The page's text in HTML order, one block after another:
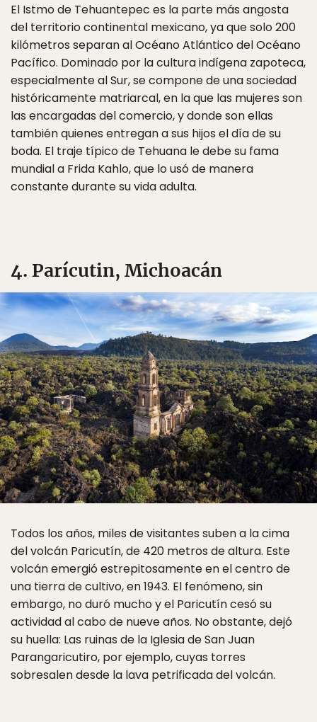
El Istmo de Tehuantepec es la parte más angosta
del territorio continental mexicano, ya que solo 200
kilómetros separan al Océano Atlántico del Océano
Pacífico. Dominado por la cultura indígena zapoteca,
especialmente al Sur, se compone de una sociedad
históricamente matriarcal, en la que las mujeres son
las encargadas del comercio, y donde son ellas
también quienes entregan a sus hijos el día de su
boda. El traje típico de Tehuana le debe su fama
mundial a Frida Kahlo, que lo usó de manera
constante durante su vida adulta.
4. Parícutin, Michoacán
Todos los años, miles de visitantes suben a la cima
del volcán Paricutín, de 420 metros de altura. Este
volcán emergió estrepitosamente en el centro de
una tierra de cultivo, en 1943. El fenómeno, sin
embargo, no duró mucho y el Paricutín cesó su
actividad al cabo de nueve años. No obstante, dejó
su huella: Las ruinas de la Iglesia de San Juan
Parangaricutiro, por ejemplo, cuyas torres
sobresalen desde la lava petrificada del volcán.